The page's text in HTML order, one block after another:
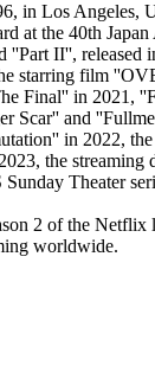
in Los Angeles,
at the 40th
''Part II'', released
starring film
Final'' in 2021,
Scar'' and
in 2022,
the streaming
Theater
2 of the Netflix
worldwide.